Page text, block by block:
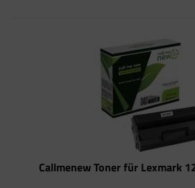
Callmenew Toner für Lexmark